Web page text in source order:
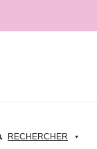
RECHERCHER